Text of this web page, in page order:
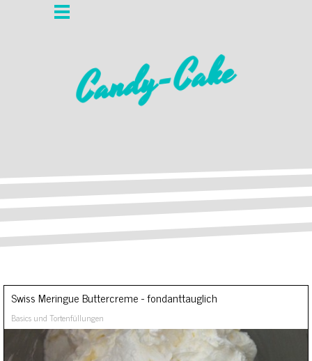
Candy-Cake
Swiss Meringue Buttercreme - fondanttauglich
Basics und Tortenfüllungen